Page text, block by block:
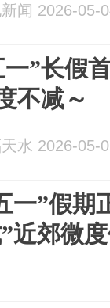
闻 2026-05-
一”长假
不减～
水 2026-05-
一”假期
近郊微